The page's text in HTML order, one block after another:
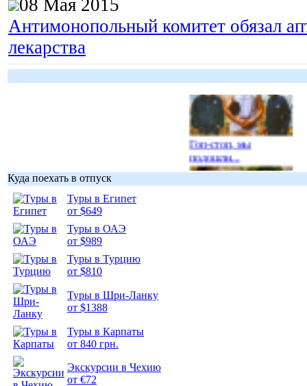
08 Мая 2015
Антимонопольный комитет обязал
лекарства
Гоп-стоп, мы
подошли...
Куда поехать в отпуск
Туры в Египет
от $649
Туры в ОАЭ
от $989
Туры в Турцию
от $810
Туры в Шри-Ланку
от $1388
Туры в Карпаты
от 840 грн.
Экскурсии в Чехию
от €72